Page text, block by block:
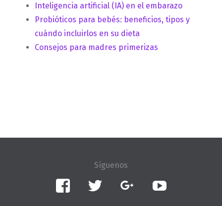
Inteligencia artificial (IA) en el embarazo
Probióticos para bebés: beneficios, tipos y
cuándo incluirlos en su dieta
Consejos para madres primerizas
Facebook Twitter Google+